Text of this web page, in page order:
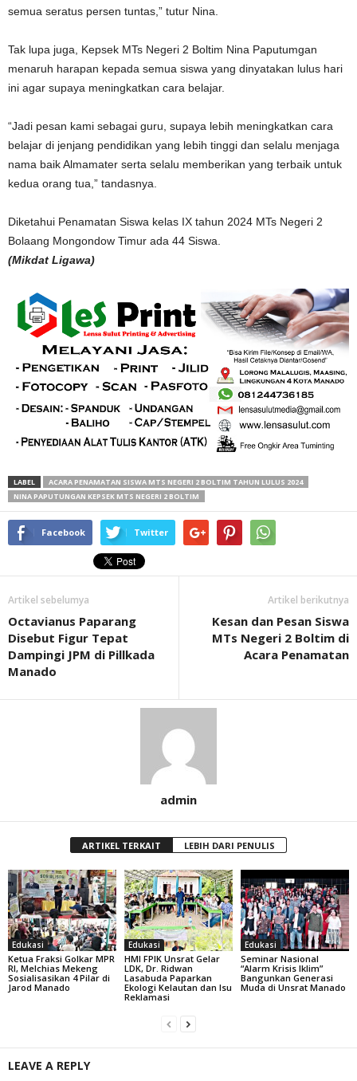
semua seratus persen tuntas,” tutur Nina.
Tak lupa juga, Kepsek MTs Negeri 2 Boltim Nina Paputumgan
menaruh harapan kepada semua siswa yang dinyatakan lulus hari
ini agar supaya meningkatkan cara belajar.
“Jadi pesan kami sebagai guru, supaya lebih meningkatkan cara
belajar di jenjang pendidikan yang lebih tinggi dan selalu menjaga
nama baik Almamater serta selalu memberikan yang terbaik untuk
kedua orang tua,” tandasnya.
Diketahui Penamatan Siswa kelas IX tahun 2024 MTs Negeri 2
Bolaang Mongondow Timur ada 44 Siswa.
(Mikdat Ligawa)
LABEL
ACARA PENAMATAN SISWA MTS NEGERI 2 BOLTIM TAHUN LULUS 2024
NINA PAPUTUNGAN KEPSEK MTS NEGERI 2 BOLTIM
Facebook Twitter
Artikel sebelumya
Octavianus Paparang
Disebut Figur Tepat
Dampingi JPM di Pillkada
Manado
Artikel berikutnya
Kesan dan Pesan Siswa
MTs Negeri 2 Boltim di
Acara Penamatan
admin
ARTIKEL TERKAIT LEBIH DARI PENULIS
Edukasi
Ketua Fraksi Golkar MPR
RI, Melchias Mekeng
Sosialisasikan 4 Pilar di
Jarod Manado
Edukasi
HMI FPIK Unsrat Gelar
LDK, Dr. Ridwan
Lasabuda Paparkan
Ekologi Kelautan dan Isu
Reklamasi
Edukasi
Seminar Nasional
“Alarm Krisis Iklim”
Bangunkan Generasi
Muda di Unsrat Manado
LEAVE A REPLY